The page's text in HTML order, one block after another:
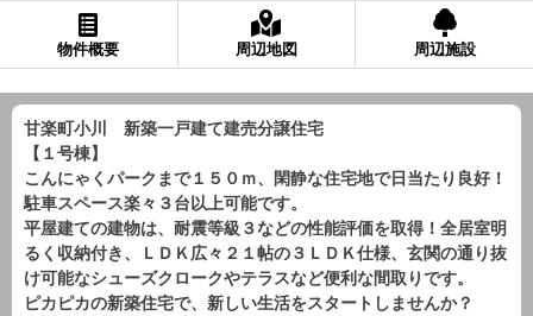
物件概要 周辺地図 周辺施設
甘楽町小川 新築一戸建て建売分譲住宅
【１号棟】
こんにゃくパークまで１５０ｍ、閑静な住宅地で日当たり良好！
駐車スペース楽々３台以上可能です。
平屋建ての建物は、耐震等級３などの性能評価を取得！全居室明
るく収納付き、ＬＤＫ広々２１帖の３ＬＤＫ仕様、玄関の通り抜
け可能なシューズクロークやテラスなど便利な間取りです。
ピカピカの新築住宅で、新しい生活をスタートしませんか？